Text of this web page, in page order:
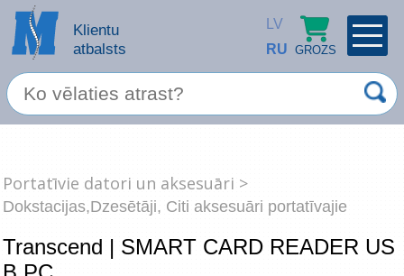
Klientu
atbalsts
LV
RU GROZS
Servisa pakalpojumi
Apple produkti
Portatīvie datori un aksesuāri >
Dokstacijas,Dzesētāji, Citi aksesuāri portatīvajie
Transcend | SMART CARD READER US